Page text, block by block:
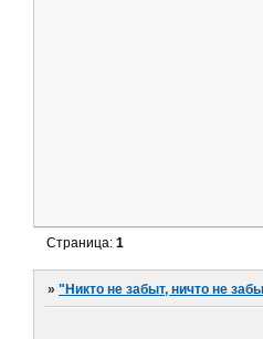
Страница:1
»"Никто не забыт, ничто не